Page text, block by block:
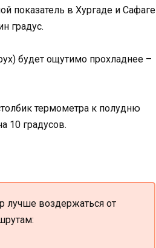
показатель в Хургаде и Сафаге
градус.
будет ощутимо прохладнее –
термометра к полудню
10 градусов.
лучше воздержаться от